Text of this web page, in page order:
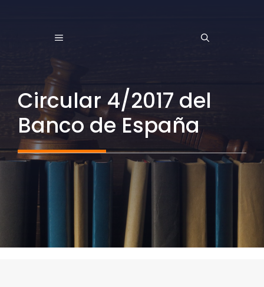
MENÚ
Circular 4/2017 del
Banco de España